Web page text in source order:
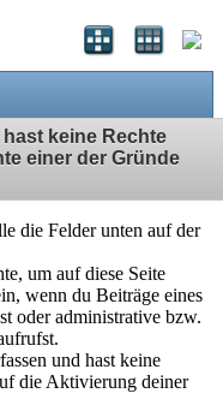
keine Rechte
einer der Gründe
die Felder unten auf der
um auf diese Seite
wenn du Beiträge eines
oder administrative bzw.
und hast keine
die Aktivierung deiner